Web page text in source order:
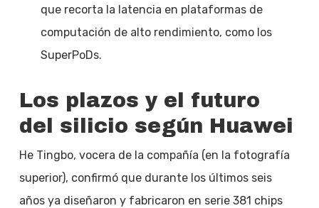
que recorta la latencia en plataformas de
computación de alto rendimiento, como los
SuperPoDs.
Los plazos y el futuro
del silicio según Huawei
He Tingbo, vocera de la compañía (en la fotografía
superior), confirmó que durante los últimos seis
años ya diseñaron y fabricaron en serie 381 chips